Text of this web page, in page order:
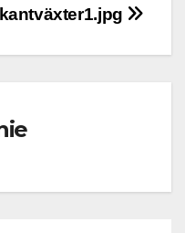
kantväxter1.jpg